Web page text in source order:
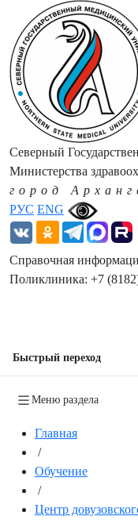
РУС ENG
Северный
Министерства
город
Справочная
Поликлиника: +7
Быстрый переход
Меню раздела
Главная
/
Обучение
/
Центр